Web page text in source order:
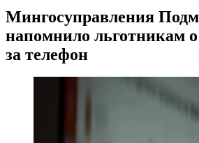
Мингосуправления
напомнило льготникам
за телефон